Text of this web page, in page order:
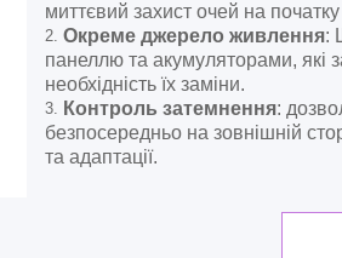
миттєвий захист очей на
Окреме джерело живлення:
панеллю та акумуляторами, які
необхідність їх заміни.
Контроль затемнення:
безпосередньо на зовнішній
та адаптації.